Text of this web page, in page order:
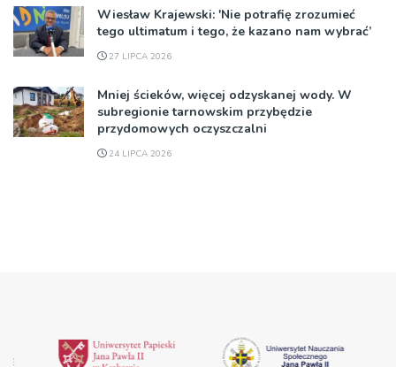
Wiesław Krajewski: 'Nie potrafię zrozumieć
tego ultimatum i tego, że kazano nam wybrać’
27 LIPCA 2026
Mniej ścieków, więcej odzyskanej wody. W
subregionie tarnowskim przybędzie
przydomowych oczyszczalni
24 LIPCA 2026